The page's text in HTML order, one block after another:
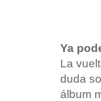
Ya
La
duda
álbum